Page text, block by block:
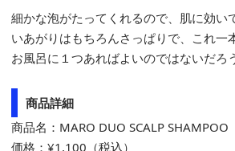
細かな泡がたってくれるので、肌に効い
いあがりはもちろんさっぱりで、これ一
お風呂に１つあればよいのではないだろ
商品詳細
商品名：MARO DUO SCALP SHAMPOO
価格：¥1,100（税込）